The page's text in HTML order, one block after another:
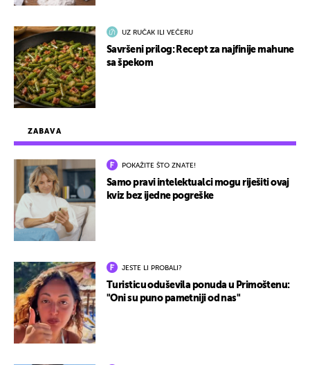
ZABAVA
POKAŽITE ŠTO ZNATE!
Samo pravi intelektualci mogu riješiti ovaj
kviz bez ijedne pogreške
JESTE LI PROBALI?
Turisticu oduševila ponuda u Primoštenu:
"Oni su puno pametniji od nas"
UZ RUČAK ILI VEČERU
Savršeni prilog: Recept za najfinije mahune
sa špekom